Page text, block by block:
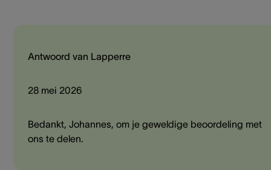
Antwoord van Lapperre
28 mei 2026
Bedankt, Johannes, om je geweldige beoordeling met
ons te delen.